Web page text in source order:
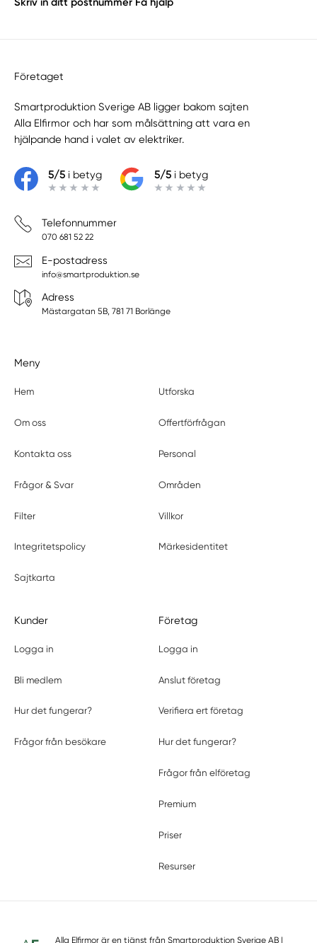
Företaget
Smartproduktion Sverige AB ligger bakom sajten
Alla Elfirmor och har som målsättning att vara en
hjälpande hand i valet av elektriker.
5/5i betyg 5/5i betyg
Telefonnummer
070 681 52 22
E-postadress
info@smartproduktion.se
Adress
Mästargatan 5B, 781 71 Borlänge
Meny
Hem Utforska
Om oss Offertförfrågan
Kontakta oss Personal
Frågor & Svar Områden
Filter Villkor
Integritetspolicy Märkesidentitet
Sajtkarta
Kunder
Logga in
Bli medlem
Hur det fungerar?
Frågor från besökare
Företag
Logga in
Anslut företag
Verifiera ert företag
Hur det fungerar?
Frågor från elföretag
Premium
Priser
Resurser
Alla Elfirmor är en tjänst från Smartproduktion Sverige AB|